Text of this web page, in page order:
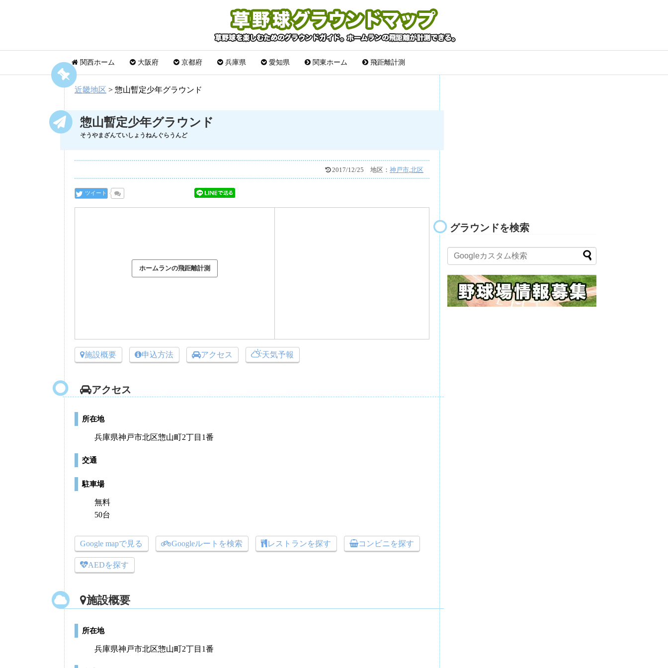
関西ホーム 大阪府 京都府 兵庫県 愛知県 関東ホーム 飛距離計測
近畿地区 > 惣山暫定少年グラウンド
惣山暫定少年グラウンド
そうやまざんていしょうねんぐらうんど
2017/12/25 地区： 神戸市,北区
ツイート
施設概要 申込方法 アクセス 天気予報
アクセス
所在地
兵庫県神戸市北区惣山町2丁目1番
交通
駐車場
無料
50台
Google mapで見る Googleルートを検索 レストランを探す コンビニを探す
AEDを探す
施設概要
所在地
兵庫県神戸市北区惣山町2丁目1番
グラウンドを検索